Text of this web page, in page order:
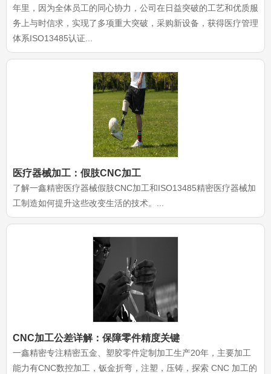
年里，因为全体员工的同心协力，公司在日益突破的工艺和优质服
务上与时信求，实现了多项重大突破，采购新设备，获得医疗管理
体系ISO13485认证...
医疗器械加工：假肢CNC加工
了解一鑫精密医疗器械假肢CNC加工和ISO13485精密医疗器械加
工制造如何提升这些改变生活的技术。...
CNC加工公差详解：保障零件精度关键
一鑫精密专注精密五金、塑胶零件定制加工生产20年，主要加工
能力有CNC数控加工，钣金折弯，注塑，压铸，探索 CNC 加工的